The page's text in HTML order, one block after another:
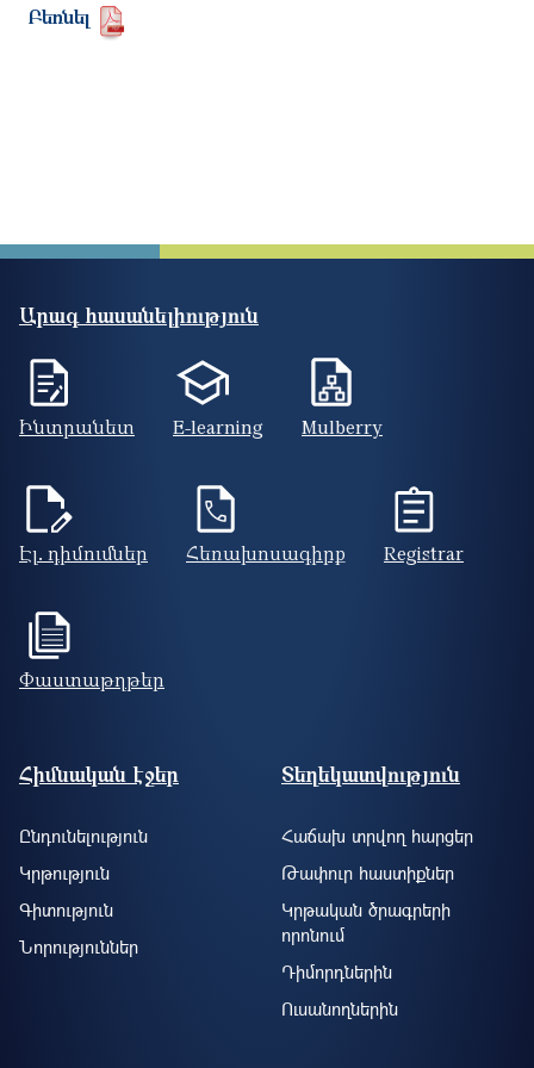
Բեռնել
Արագ հասանելիություն
Ինտրանետ E-learning Mulberry
Էլ. դիմումներ Հեռախոսագիրք Registrar
Փաստաթղթեր
Footer site information
Հիմնական էջեր
Ընդունելություն
Կրթություն
Գիտություն
Նորություններ
Տեղեկատվություն
Հաճախ տրվող հարցեր
Թափուր հաստիքներ
Կրթական ծրագրերի
որոնում
Դիմորդներին
Ուսանողներին